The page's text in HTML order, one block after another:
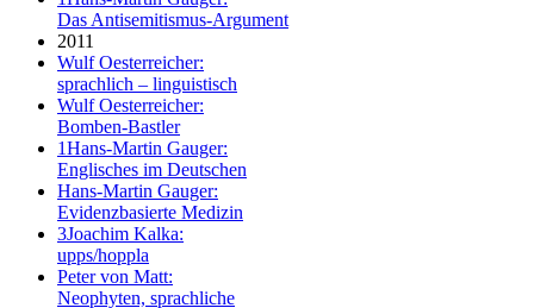
Das Antisemitismus-Argument
2011
Wulf Oesterreicher:
sprachlich – linguistisch
Wulf Oesterreicher:
Bomben-Bastler
1Hans-Martin Gauger:
Englisches im Deutschen
Hans-Martin Gauger:
Evidenzbasierte Medizin
3Joachim Kalka:
upps/hoppla
Peter von Matt:
Neophyten, sprachliche